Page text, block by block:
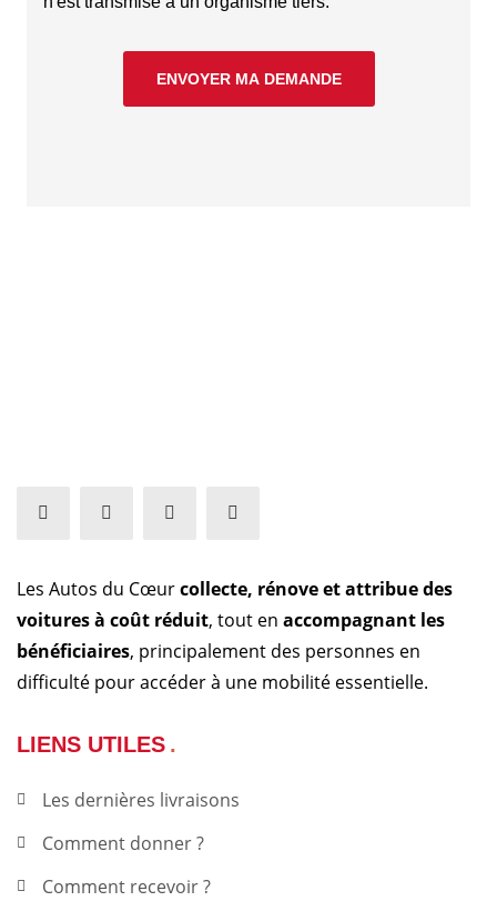
ENVOYER MA DEMANDE
Les Autos du Cœurcollecte, rénove et attribue des
voitures à coût réduit, tout en accompagnant les
bénéficiaires, principalement des personnes en
difficulté pour accéder à une mobilité essentielle.
LIENS UTILES
Les dernières livraisons
Comment donner ?
Comment recevoir ?